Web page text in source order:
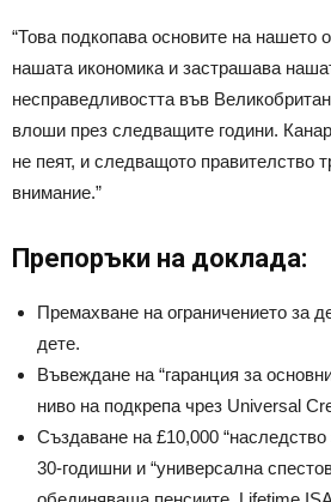
“Това подкопава основите на нашето
нашата икономика и застрашава
несправедливостта във
влоши през следващите години.
не пеят, и следващото правителство
внимание.”
Препоръки на доклада:
Премахване на ограничението за
дете.
Въвеждане на “гаранция за
ниво на подкрепа чрез Universal
Създаване на £10,000 “наследство
30-годишни и “универсална